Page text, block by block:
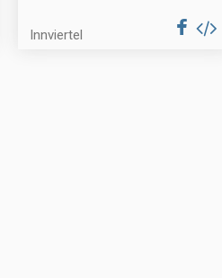
Innviertel